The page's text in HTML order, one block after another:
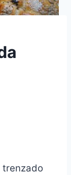
trenzado